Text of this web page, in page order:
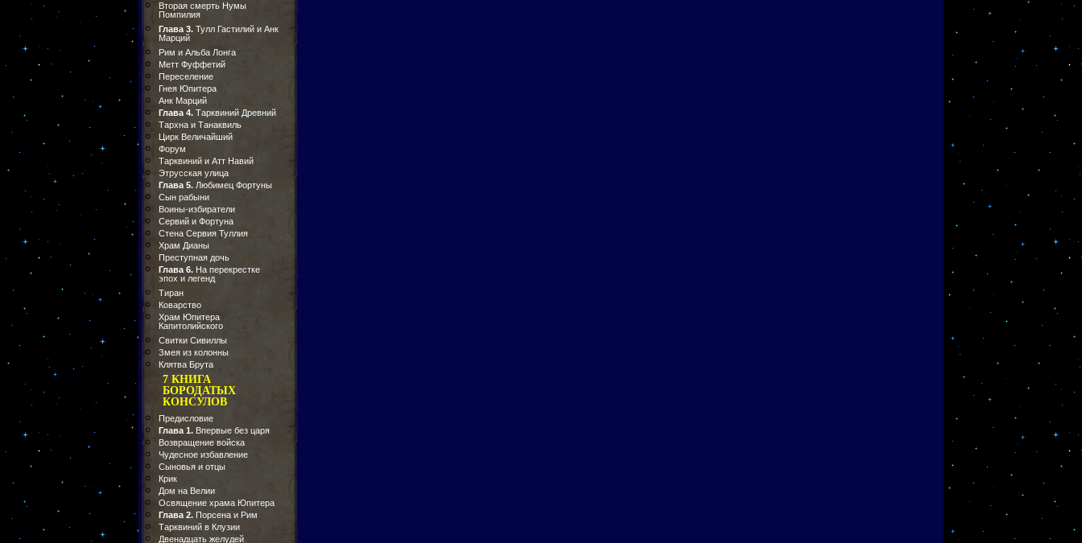
Вторая смерть Нумы
Помпилия
Глава 3. Тулл Гастилий и Анк
Марций
Рим и Альба Лонга
Метт Фуффетий
Переселение
Гнея Юпитера
Анк Марций
Глава 4. Тарквиний Древний
Тархна и Танаквиль
Цирк Величайший
Форум
Тарквиний и Атт Навий
Этрусская улица
Глава 5. Любимец Фортуны
Сын рабыни
Воины-избиратели
Сервий и Фортуна
Стена Сервия Туллия
Храм Дианы
Преступная дочь
Глава 6. На перекрестке
эпох и легенд
Тиран
Коварство
Храм Юпитера
Капитолийского
Свитки Сивиллы
Змея из колонны
Клятва Брута
7 КНИГА
БОРОДАТЫХ
КОНСУЛОВ
Предисловие
Глава 1. Впервые без царя
Возвращение войска
Чудесное избавление
Сыновья и отцы
Крик
Дом на Велии
Освящение храма Юпитера
Глава 2. Порсена и Рим
Тарквиний в Клузии
Двенадцать желудей